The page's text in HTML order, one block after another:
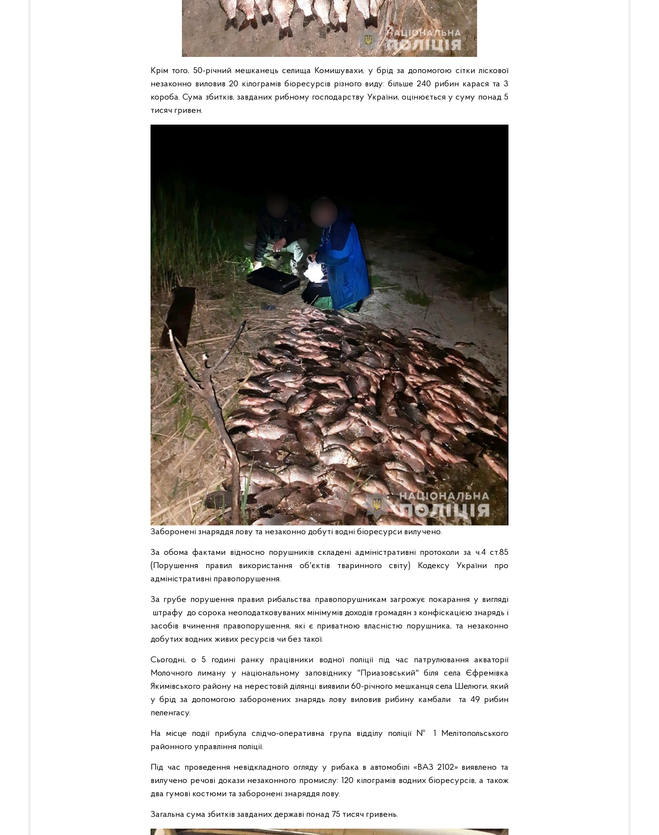
Крім того, 50-річний мешканець селища Комишувахи, у брід за допомогою сітки ліскової
незаконно виловив 20 кілограмів біоресурсів різного виду: більше 240 рибин карася та 3
короба. Сума збитків, завданих рибному господарству України, оцінюється у суму понад 5
тисяч гривен.
Заборонені знаряддя лову та незаконно добуті водні біоресурси вилучено.
За обома фактами відносно порушників складені адміністративні протоколи за ч.4 ст.85
(Порушення правил використання об'єктів тваринного світу) Кодексу України про
адміністративні правопорушення.
За грубе порушення правил рибальства правопорушникам загрожує покарання у вигляді
штрафу до сорока неоподатковуваних мінімумів доходів громадян з конфіскацією знарядь і
засобів вчинення правопорушення, які є приватною власністю порушника, та незаконно
добутих водних живих ресурсів чи без такої.
Сьогодні, о 5 годині ранку працівники водної поліції під час патрулювання акваторії
Молочного лиману у національному заповіднику "Приазовський" біля села Єфремівка
Якимівського району на нерестовій ділянці виявили 60-річного мешканця села Шелюги, який
у брід за допомогою заборонених знарядь лову виловив рибину камбали та 49 рибин
пеленгасу.
На місце події прибула слідчо-оперативна група відділу поліції № 1 Мелітопольського
районного управління поліції.
Під час проведення невідкладного огляду у рибака в автомобілі «ВАЗ 2102» виявлено та
вилучено речові докази незаконного промислу: 120 кілограмів водних біоресурсів, а також
два гумові костюми та заборонені знаряддя лову.
Загальна сума збитків завданих державі понад 75 тисяч гривень.